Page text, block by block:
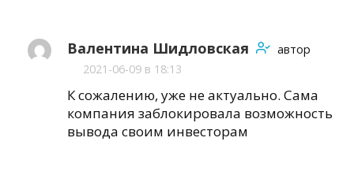
Валентина Шидловская
автор
2021-06-09 в 18:13
К сожалению, уже не актуально. Сама
компания заблокировала возможность
вывода своим инвесторам